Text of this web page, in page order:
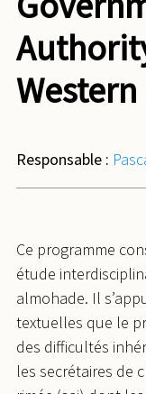
Responsable :
Ce programme
étude
almohade. Il
textuelles que le
des difficultés
les secrétaires de